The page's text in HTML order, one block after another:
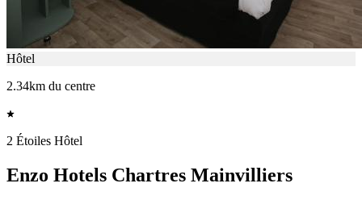
Hôtel
2.34km du centre
2 Étoiles Hôtel
Enzo Hotels Chartres Mainvilliers